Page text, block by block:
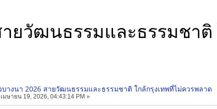
ยวัฒนธรรมและธรรมชา
บางนา 2026 สายวัฒนธรรมและธรรมชาติ ใกล้กรุงเทพที่ไม่ควรพลาด
เมษายน 19, 2026, 04:43:14 PM »